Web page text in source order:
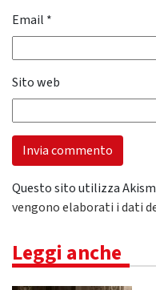
Email *
Sito web
Questo sito utilizza
vengono elaborati i dati
Leggi anche